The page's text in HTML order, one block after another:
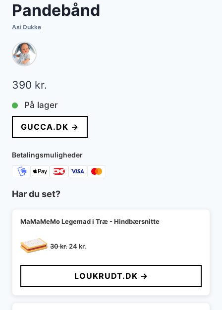
Pandebånd
Asi Dukke
390 kr.
På lager
GUCCA.DK →
Betalingsmuligheder
Har du set?
MaMaMeMo Legemad i Træ - Hindbærsnitte
30kr. Den
pris
var:
30 kr..
24 kr.
pris
er:
24 kr..
LOUKRUDT.DK →